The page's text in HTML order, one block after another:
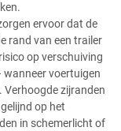
ervoor dat de
rand van een trailer
op verschuiving
voertuigen
zijranden
op het
in schemerlicht of